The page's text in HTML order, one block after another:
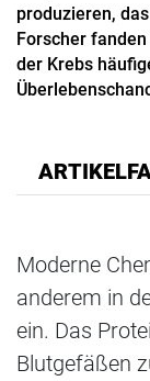
produzieren,
Forscher
der Krebs
Moderne
anderem in
ein. Das
Blutgefäßen